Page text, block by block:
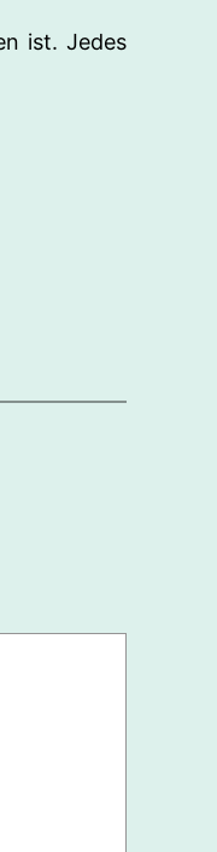
ist. Jedes